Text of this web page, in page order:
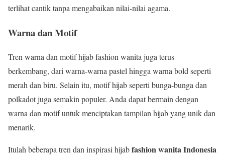
terlihat cantik tanpa mengabaikan nilai-nilai agama.
Warna dan Motif
Tren warna dan motif hijab fashion wanita juga terus
berkembang, dari warna-warna pastel hingga warna bold seperti
merah dan biru. Selain itu, motif hijab seperti bunga-bunga dan
polkadot juga semakin populer. Anda dapat bermain dengan
warna dan motif untuk menciptakan tampilan hijab yang unik dan
menarik.
Itulah beberapa tren dan inspirasi hijabfashion wanita Indonesia